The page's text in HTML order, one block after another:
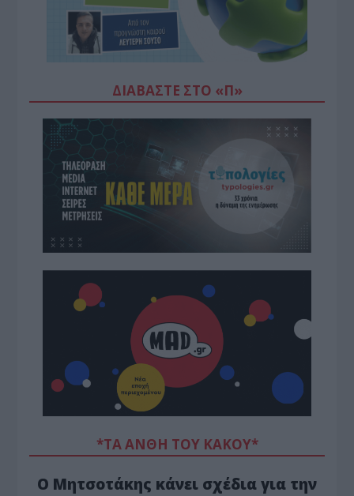
ΔΙΑΒΆΣΤΕ ΣΤΟ «Π»
*ΤΑ ΆΝΘΗ ΤΟΥ ΚΑΚΟΎ*
Ο Μητσοτάκης κάνει σχέδια για την